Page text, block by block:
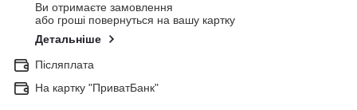
Ви отримаєте замовлення
або гроші повернуться на вашу картку
Детальніше
Післяплата
На картку "ПриватБанк"